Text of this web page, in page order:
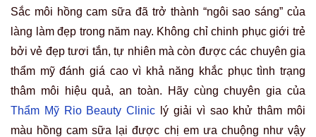
Sắc môi hồng cam sữa đã trở thành “ngôi sao sáng” của
làng làm đẹp trong năm nay. Không chỉ chinh phục giới trẻ
bởi vẻ đẹp tươi tắn, tự nhiên mà còn được các chuyên gia
thẩm mỹ đánh giá cao vì khả năng khắc phục tình trạng
thâm môi hiệu quả, an toàn. Hãy cùng chuyên gia của
Thẩm Mỹ Rio Beauty Clinic lý giải vì sao khử thâm môi
màu hồng cam sữa lại được chị em ưa chuộng như vậy